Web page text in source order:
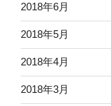
2018年6月
2018年5月
2018年4月
2018年3月